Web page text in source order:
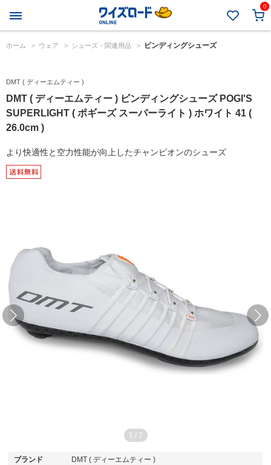
0
ホーム > ウェア > シューズ・関連用品 > ビンディングシューズ
DMT ( ディーエムティー )
DMT ( ディーエムティー ) ビンディングシューズ POGI'S
SUPERLIGHT ( ポギーズ スーパーライト ) ホワイト 41 (
26.0cm )
より快適性と空力性能が向上したチャンピオンのシューズ
1 / 7
ブランド
DMT ( ディーエムティー )